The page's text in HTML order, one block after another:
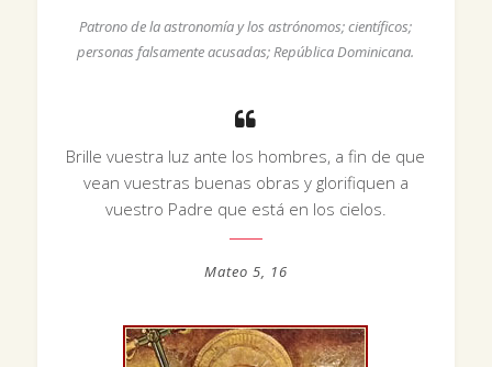
Patrono de la astronomía y los astrónomos; científicos;
personas falsamente acusadas; República Dominicana.
Brille vuestra luz ante los hombres, a fin de que
vean vuestras buenas obras y glorifiquen a
vuestro Padre que está en los cielos.
Mateo 5, 16